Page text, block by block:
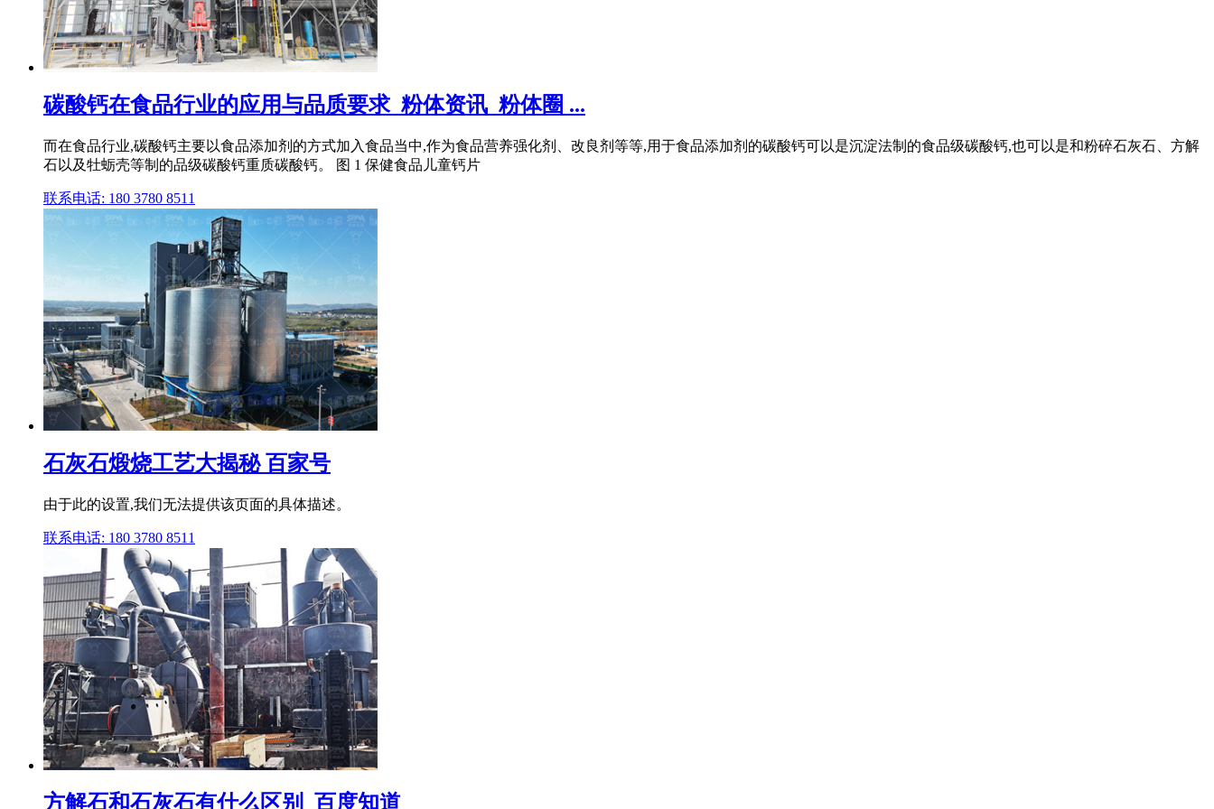
碳酸钙在食品行业的应用与品质要求_粉体资讯_粉体圈 ...
而在食品行业,碳酸钙主要以食品添加剂的方式加入食品当中,作为食品营养强化剂、改良剂等等,用于食品添加剂的碳酸钙可以是沉淀法制的食品级碳酸钙,也可以是和粉碎石灰石、方解
石以及牡蛎壳等制的品级碳酸钙重质碳酸钙。 图 1 保健食品儿童钙片
联系电话: 180 3780 8511
石灰石煅烧工艺大揭秘 百家号
由于此的设置,我们无法提供该页面的具体描述。
联系电话: 180 3780 8511
方解石和石灰石有什么区别_百度知道